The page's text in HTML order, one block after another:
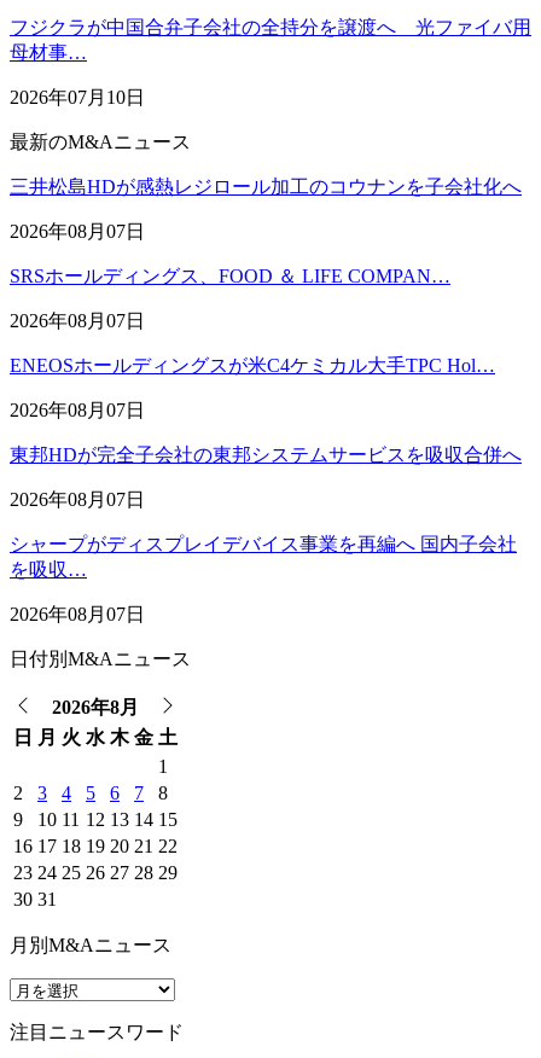
フジクラが中国合弁子会社の全持分を譲渡へ 光ファイバ用
母材事…
2026年07月10日
最新のM&Aニュース
三井松島HDが感熱レジロール加工のコウナンを子会社化へ
2026年08月07日
SRSホールディングス、FOOD ＆ LIFE COMPAN…
2026年08月07日
ENEOSホールディングスが米C4ケミカル大手TPC Hol…
2026年08月07日
東邦HDが完全子会社の東邦システムサービスを吸収合併へ
2026年08月07日
シャープがディスプレイデバイス事業を再編へ 国内子会社
を吸収…
2026年08月07日
日付別M&Aニュース
2026年8月
日
月 火 水 木 金 土
1
2
3 4 5 6 7
8
9
10 11 12 13 14 15
16 17 18 19 20 21 22
23 24 25 26 27 28 29
30 31
月別M&Aニュース
注目ニュースワード